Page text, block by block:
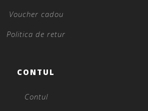
Voucher cadou
Politica de retur
CONTUL
Contul